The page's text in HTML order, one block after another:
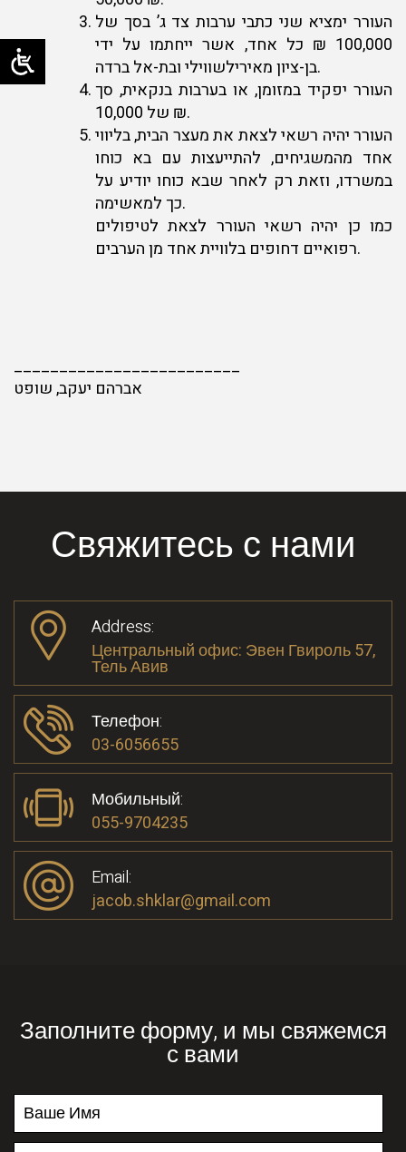
העורר ימציא שני כתבי ערבות צד ג’ בסך של
100,000 ₪ כל אחד, אשר ייחתמו על ידי
בן-ציון מאירילשווילי ובת-אל ברדה.
העורר יפקיד במזומן, או בערבות בנקאית, סך
של 10,000 ₪.
העורר יהיה רשאי לצאת את מעצר הבית, בליווי
אחד מהמשגיחים, להתייעצות עם בא כוחו
במשרדו, וזאת רק לאחר שבא כוחו יודיע על
כך למאשימה.
כמו כן יהיה רשאי העורר לצאת לטיפולים
רפואיים דחופים בלוויית אחד מן הערבים.
_________________________
אברהם יעקב, שופט
Свяжитесь с нами
Address:
Центральный офис: Эвен Гвироль 57,
Тель Авив
Телефон:
03-6056655
Мобильный:
055-9704235
Email:
jacob.shklar@gmail.com
Заполните форму, и мы свяжемся
с вами